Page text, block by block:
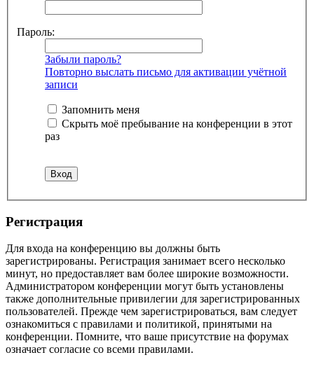
Пароль:
Забыли пароль?
Повторно выслать письмо для активации учётной
записи
Запомнить меня
Скрыть моё пребывание на конференции в этот
раз
Регистрация
Для входа на конференцию вы должны быть
зарегистрированы. Регистрация занимает всего несколько
минут, но предоставляет вам более широкие возможности.
Администратором конференции могут быть установлены
также дополнительные привилегии для зарегистрированных
пользователей. Прежде чем зарегистрироваться, вам следует
ознакомиться с правилами и политикой, принятыми на
конференции. Помните, что ваше присутствие на форумах
означает согласие со всеми правилами.